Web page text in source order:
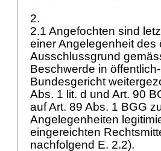
2.
2.1 Angefochten sind
einer Angelegenheit
Ausschlussgrund
Beschwerde in
Bundesgericht
Abs. 1 lit. d und Art. 90
aufArt. 89 Abs. 1 BGG
Angelegenheiten
eingereichten
nachfolgend E. 2.2).